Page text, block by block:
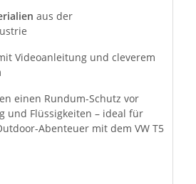
aus der
Videoanleitung und cleverem
einen Rundum-Schutz vor
und Flüssigkeiten – ideal für
Abenteuer mit dem VW T5